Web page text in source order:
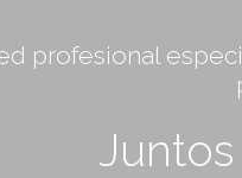
profesional